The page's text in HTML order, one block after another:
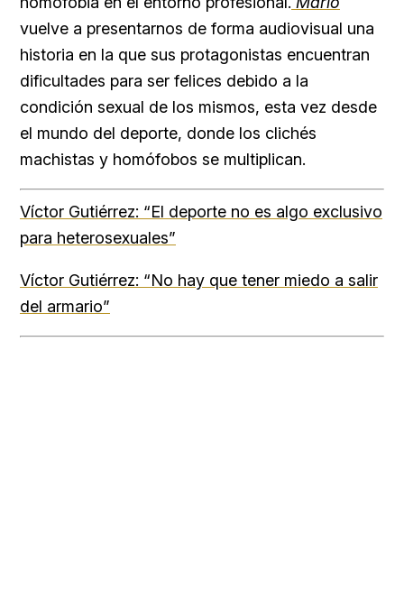
vuelve a presentarnos de forma audiovisual una
historia en la que sus protagonistas encuentran
dificultades para ser felices debido a la
condición sexual de los mismos, esta vez desde
el mundo del deporte, donde los clichés
machistas y homófobos se multiplican.
Víctor Gutiérrez: “El deporte no es algo exclusivo
para heterosexuales”
Víctor Gutiérrez: “No hay que tener miedo a salir
del armario”